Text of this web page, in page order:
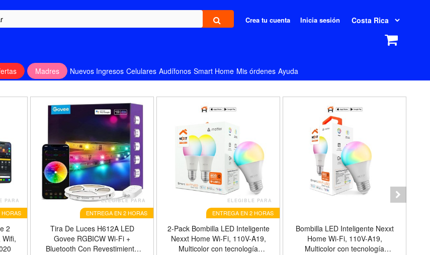
Crea tu cuenta Inicia sesión
Madres Nuevos Ingresos Celulares Audífonos Smart Home Mis órdenes Ayuda
PARA
HORAS
2
Wifi,
ELEGIBLE PARA
ENTREGA EN 2 HORAS
Tira De Luces H612A LED
Govee RGBICW Wi-Fi +
Bluetooth Con Revestimiento
ELEGIBLE PARA
ENTREGA EN 2 HORAS
2-Pack Bombilla LED Inteligente
Nexxt Home Wi-Fi, 110V-A19,
Multicolor con tecnología
Bombilla LED Inteligente Nexxt
Home Wi-Fi, 110V-A19,
Multicolor con tecnología